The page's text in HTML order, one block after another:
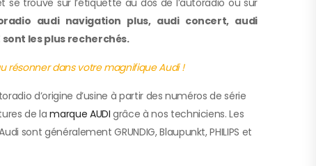
audi navigation plus, audi concert, audi
sont les plus recherchés.
résonner dans votre magnifique Audi !
d’origine d’usine à partir des numéros de série
de lamarque AUDI grâce à nos techniciens. Les
sont généralement GRUNDIG, Blaupunkt, PHILIPS et